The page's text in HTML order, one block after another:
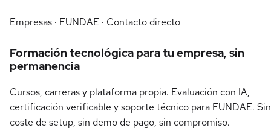
Empresas · FUNDAE · Contacto directo
Formación tecnológica para tu empresa, sin
permanencia
Cursos, carreras y plataforma propia. Evaluación con IA,
certificación verificable y soporte técnico para FUNDAE. Sin
coste de setup, sin demo de pago, sin compromiso.